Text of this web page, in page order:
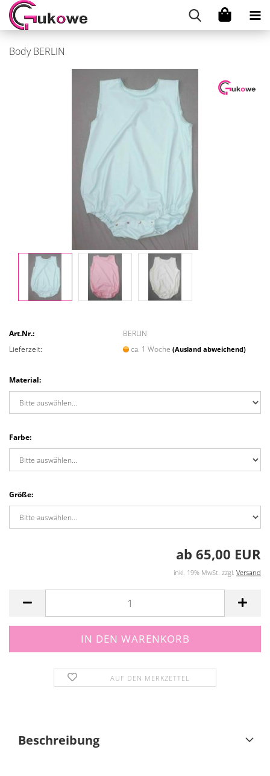
Body BERLIN
Art.Nr.:
BERLIN
Lieferzeit:
ca. 1 Woche(Ausland abweichend)
Material:
Farbe:
Größe:
ab 65,00 EUR
inkl. 19% MwSt. zzgl. Versand
AUF DEN MERKZETTEL
Beschreibung